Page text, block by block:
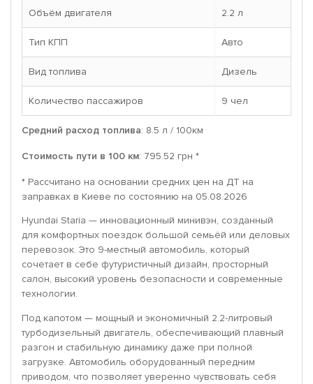
Объём двигателя 2.2 л
Тип КПП Авто
Вид топлива Дизель
Количество пассажиров 9 чел
Средний расход топлива: 8.5 л / 100км
Стоимость пути в 100 км: 795.52 грн *
* Рассчитано на основании средних цен на ДТ на
заправках в Киеве по состоянию на 05.08.2026
Hyundai Staria — инновационный минивэн, созданный
для комфортных поездок большой семьёй или деловых
перевозок. Это 9-местный автомобиль, который
сочетает в себе футуристичный дизайн, просторный
салон, высокий уровень безопасности и современные
технологии.
Под капотом — мощный и экономичный 2.2-литровый
турбодизельный двигатель, обеспечивающий плавный
разгон и стабильную динамику даже при полной
загрузке. Автомобиль оборудованный передним
приводом, что позволяет уверенно чувствовать себя